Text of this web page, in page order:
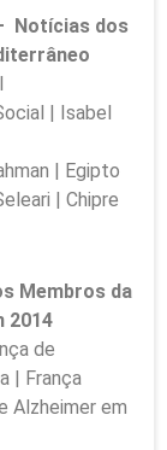
Notícias dos
| Isabel
| Egipto
| Chipre
Membros da
2014
de
| França
Alzheimer em